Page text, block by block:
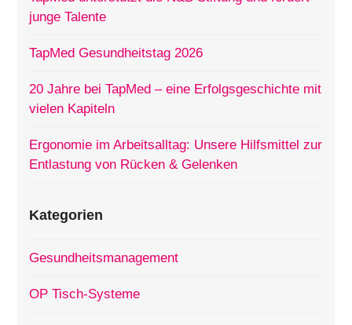
junge Talente
TapMed Gesundheitstag 2026
20 Jahre bei TapMed – eine Erfolgsgeschichte mit
vielen Kapiteln
Ergonomie im Arbeitsalltag: Unsere Hilfsmittel zur
Entlastung von Rücken & Gelenken
Kategorien
Gesundheitsmanagement
OP Tisch-Systeme